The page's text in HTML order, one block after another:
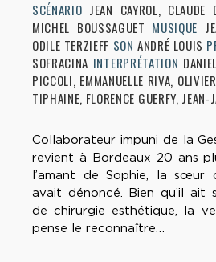
SCÉNARIO JEAN CAYROL, CLAUDE
MICHEL BOUSSAGUET MUSIQUE
ODILE TERZIEFF SON ANDRÉ LOUIS
SOFRACINA INTERPRÉTATION
PICCOLI, EMMANUELLE RIVA,
TIPHAINE, FLORENCE GUERFY, JEAN-
Collaborateur impuni de la
revient à Bordeaux 20 ans
l’amant de Sophie, la sœur
avait dénoncé. Bien qu’il ait
de chirurgie esthétique, la
pense le reconnaître…